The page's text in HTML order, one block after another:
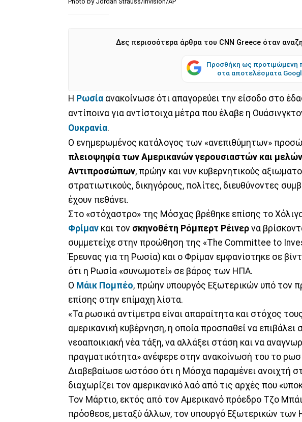
Δες περισσότερα άρθρα του CNN Greece όταν
Προσθήκη ως προτιμώμενη
στα αποτελέσματα
Η Ρωσία ανακοίνωσε ότι απαγορεύει την είσοδο στο
αντίποινα για αντίστοιχα μέτρα που έλαβε η
Ουκρανία.
Ο ενημερωμένος κατάλογος των «ανεπιθύμητων»
πλειοψηφία των Αμερικανών γερουσιαστών και
Αντιπροσώπων, πρώην και νυν κυβερνητικούς
στρατιωτικούς, δικηγόρους, πολίτες, διευθύνοντες
έχουν πεθάνει.
Στο «στόχαστρο» της Μόσχας βρέθηκε επίσης το
Φρίμαν και τον σκηνοθέτη Ρόμπερτ Ρέινερ να
συμμετείχε στην προώθηση της «The Committee to
Έρευνας για τη Ρωσία) και ο Φρίμαν εμφανίστηκε σε
ότι η Ρωσία «συνωμοτεί» σε βάρος των ΗΠΑ.
Ο Μάικ Πομπέο, πρώην υπουργός Εξωτερικών υπό τον
επίσης στην επίμαχη λίστα.
«Τα ρωσικά αντίμετρα είναι απαραίτητα και στόχος
αμερικανική κυβέρνηση, η οποία προσπαθεί να
νεοαποικιακή νέα τάξη, να αλλάξει στάση και να
πραγματικότητα» ανέφερε στην ανακοίνωσή του το
Διαβεβαίωσε ωστόσο ότι η Μόσχα παραμένει ανοιχτή
διαχωρίζει τον αμερικανικό λαό από τις αρχές που
Τον Μάρτιο, εκτός από τον Αμερικανό πρόεδρο Τζο
πρόσθεσε, μεταξύ άλλων, τον υπουργό Εξωτερικών των